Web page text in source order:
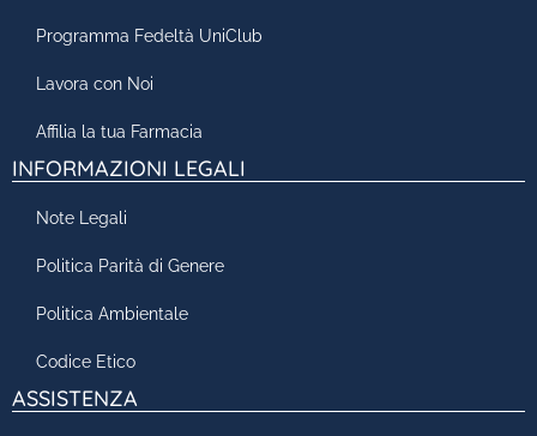
Programma Fedeltà UniClub
Lavora con Noi
Affilia la tua Farmacia
INFORMAZIONI LEGALI
Note Legali
Politica Parità di Genere
Politica Ambientale
Codice Etico
ASSISTENZA